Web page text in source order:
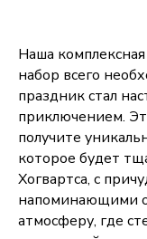
Наша
набор всего
праздник стал
приключением.
получите
которое будет
Хогвартса, с
напоминающими
атмосферу, где